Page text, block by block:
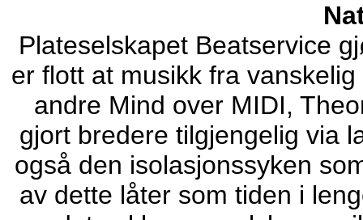
Plateselskapet Beatservice
er flott at musikk fra
andre Mind over MIDI,
gjort bredere tilgjengelig via
også den isolasjonssyken
av dette låter som tiden i